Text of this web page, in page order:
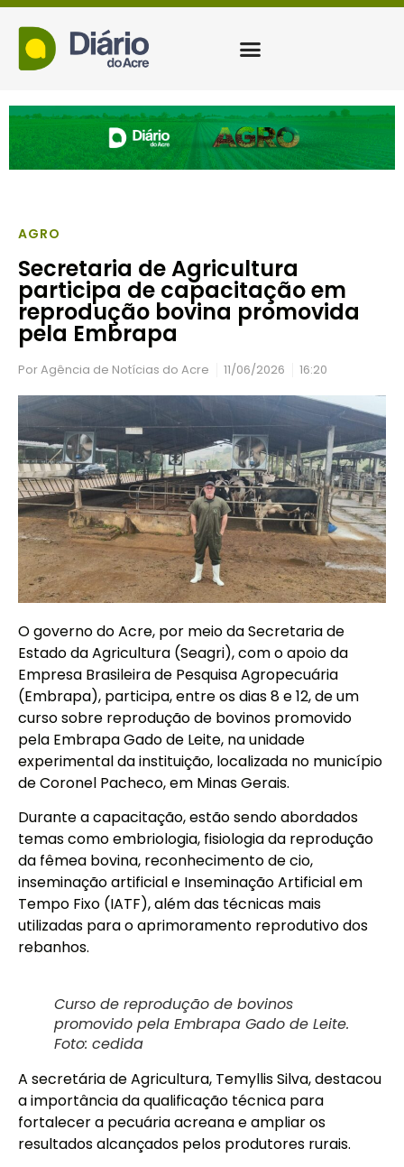
AGRO
Secretaria de Agricultura
participa de capacitação em
reprodução bovina promovida
pela Embrapa
PorAgência de Notícias do Acre 11/06/2026 16:20
O governo do Acre, por meio da Secretaria de
Estado da Agricultura (Seagri), com o apoio da
Empresa Brasileira de Pesquisa Agropecuária
(Embrapa), participa, entre os dias 8 e 12, de um
curso sobre reprodução de bovinos promovido
pela Embrapa Gado de Leite, na unidade
experimental da instituição, localizada no município
de Coronel Pacheco, em Minas Gerais.
Durante a capacitação, estão sendo abordados
temas como embriologia, fisiologia da reprodução
da fêmea bovina, reconhecimento de cio,
inseminação artificial e Inseminação Artificial em
Tempo Fixo (IATF), além das técnicas mais
utilizadas para o aprimoramento reprodutivo dos
rebanhos.
Curso de reprodução de bovinos
promovido pela Embrapa Gado de Leite.
Foto: cedida
A secretária de Agricultura, Temyllis Silva, destacou
a importância da qualificação técnica para
fortalecer a pecuária acreana e ampliar os
resultados alcançados pelos produtores rurais.